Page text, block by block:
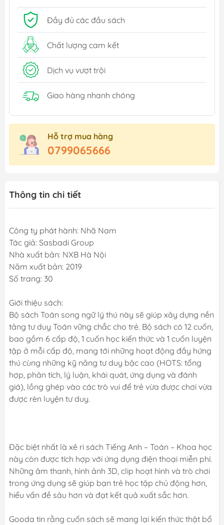
Đầy đủ các đầu sách
Chất lượng cam kết
Dịch vụ vượt trội
Giao hàng nhanh chóng
Hỗ trợ mua hàng
0799065666
Thông tin chi tiết
Công ty phát hành: Nhã Nam
Tác giả: Sasbadi Group
Nhà xuất bản: NXB Hà Nội
Năm xuất bản: 2019
Số trang: 30
Giới thiệu sách:
Bộ sách Toán song ngữ lý thú này sẽ giúp xây dựng nền
tảng tư duy Toán vững chắc cho trẻ. Bộ sách có 12 cuốn,
bao gồm 6 cấp độ, 1 cuốn học kiến thức và 1 cuốn luyện
tập ở mỗi cấp độ, mang tới những hoạt động đầy hứng
thú cùng những kỹ năng tư duy bậc cao (HOTS: tổng
hợp, phân tích, lý luận, khái quát, ứng dụng và đánh
giá), lồng ghép vào các trò vui để trẻ vừa được chơi vừa
được rèn luyện tư duy.
Đặc biệt nhất là xê ri sách Tiếng Anh – Toán – Khoa học
này còn được tích hợp với ứng dụng điện thoại miễn phí.
Những âm thanh, hình ảnh 3D, clip hoạt hình và trò chơi
trong ứng dụng sẽ giúp bạn trẻ học tập chủ động hơn,
hiểu vấn đề sâu hơn và đạt kết quả xuất sắc hơn.
Gooda tin rằng cuốn sách sẽ mang lại kiến thức thật bổ